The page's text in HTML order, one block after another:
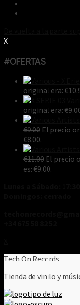
X
#OFERTAS
original era:
original era:
€9.00 El precio
€8.00.
€11.00 El precio
es: €9.00.
Tech On Records
Tienda de vinilo y